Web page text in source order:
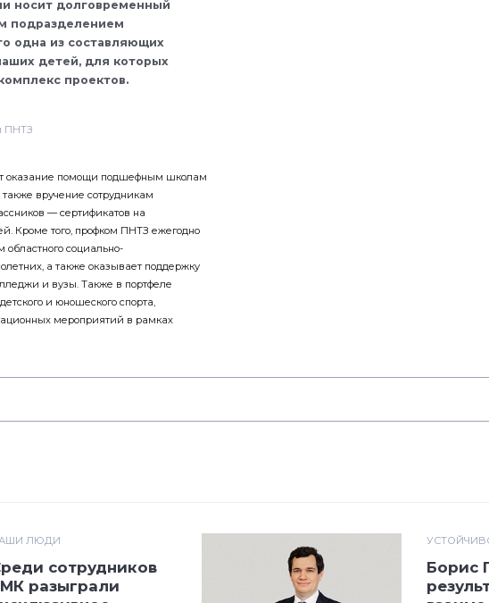
подразделением
одна из составляющих
детей, для которых
проектов.
ПНТЗ
оказание помощи подшефным школам
вручение сотрудникам
— сертификатов на
Кроме того, профком ПНТЗ ежегодно
социально-
а также оказывает поддержку
и вузы. Также в портфеле
и юношеского спорта,
мероприятий в рамках
ЛЮДИ
сотрудников
разыграли
Борис